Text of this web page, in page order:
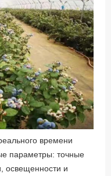
времени
параметры: точные
освещенности и